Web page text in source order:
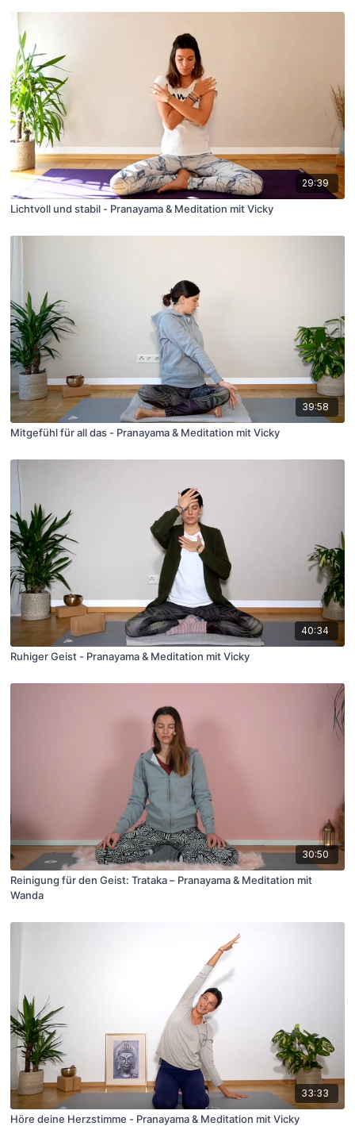
29:39
Lichtvoll und stabil - Pranayama & Meditation mit Vicky
39:58
Mitgefühl für all das - Pranayama & Meditation mit Vicky
40:34
Ruhiger Geist - Pranayama & Meditation mit Vicky
30:50
Reinigung für den Geist: Trataka – Pranayama & Meditation mit
Wanda
33:33
Höre deine Herzstimme - Pranayama & Meditation mit Vicky